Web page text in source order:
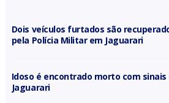
Dois veículos furtados são
pela Polícia Militar em Jaguarari
Idoso é encontrado morto com sinais
Jaguarari